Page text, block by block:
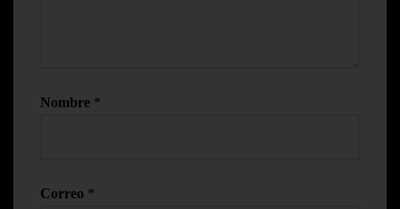
Nombre *
Correo *